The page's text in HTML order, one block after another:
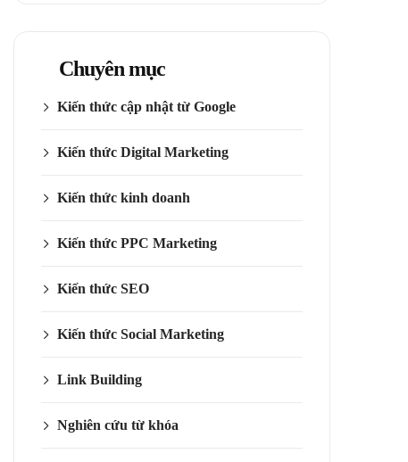
Chuyên mục
Kiến thức cập nhật từ Google
Kiến thức Digital Marketing
Kiến thức kinh doanh
Kiến thức PPC Marketing
Kiến thức SEO
Kiến thức Social Marketing
Link Building
Nghiên cứu từ khóa